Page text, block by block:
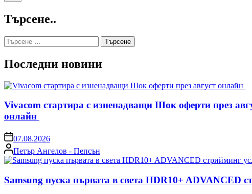
Търсене..
Търсене
за:
Последни новини
Vivacom стартира с изненадващи Шок оферти през
онлайн
on07.08.2026
Posted
by
Петър Ангелов - Пепсън
Samsung пуска първата в света HDR10+ ADVANCED